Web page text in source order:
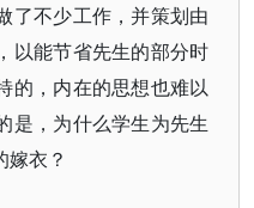
了不少工作，并策划由
以能节省先生的部分时
的，内在的思想也难以
是，为什么学生为先生
嫁衣？